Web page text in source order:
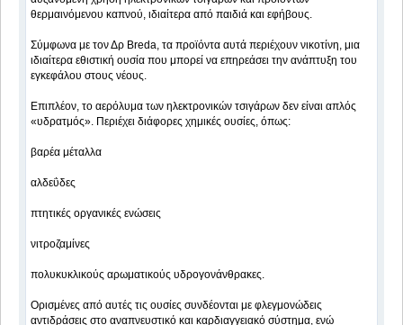
θερμαινόμενου καπνού, ιδιαίτερα από παιδιά και εφήβους.
Σύμφωνα με τον Δρ Breda, τα προϊόντα αυτά περιέχουν νικοτίνη, μια
ιδιαίτερα εθιστική ουσία που μπορεί να επηρεάσει την ανάπτυξη του
εγκεφάλου στους νέους.
Επιπλέον, το αερόλυμα των ηλεκτρονικών τσιγάρων δεν είναι απλός
«υδρατμός». Περιέχει διάφορες χημικές ουσίες, όπως:
βαρέα μέταλλα
αλδεΰδες
πτητικές οργανικές ενώσεις
νιτροζαμίνες
πολυκυκλικούς αρωματικούς υδρογονάνθρακες.
Ορισμένες από αυτές τις ουσίες συνδέονται με φλεγμονώδεις
αντιδράσεις στο αναπνευστικό και καρδιαγγειακό σύστημα, ενώ